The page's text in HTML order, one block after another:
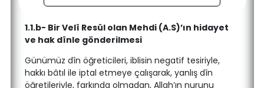
1.1.b- Bir Velî Resûl olan Mehdi (A.S)’ın hidayet
ve hak dînle gönderilmesi
Günümüz dîn öğreticileri, iblisin negatif tesiriyle,
hakkı bâtıl ile iptal etmeye çalışarak, yanlış dîn
öğretileriyle, farkında olmadan, Allah’ın nurunu